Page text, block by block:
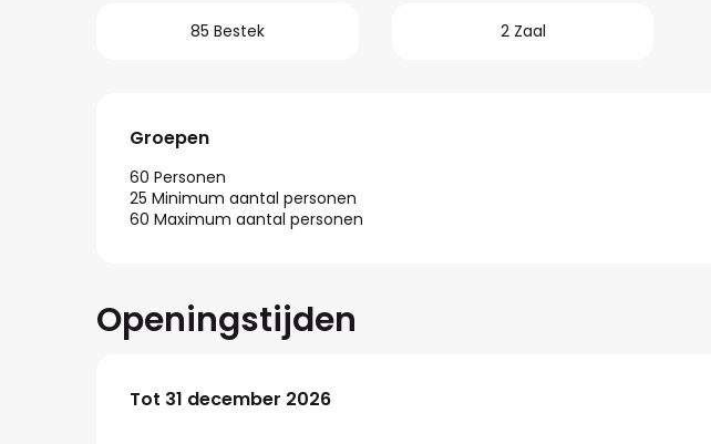
85 Bestek 2 Zaal
Groepen
Groepen
60 Personen
25 Minimum aantal personen
60 Maximum aantal personen
Openingstijden
Vanaf 5 januari 2026tot
Tot 31 december 2026